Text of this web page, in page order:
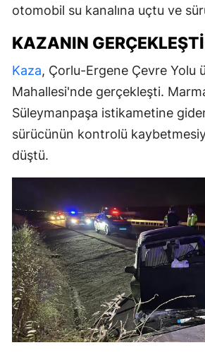
otomobil su kanalına uçtu ve
KAZANIN
Kaza, Çorlu-Ergene Çevre Yolu
Mahallesi'nde gerçekleşti.
Süleymanpaşa istikametine
sürücünün kontrolü
düştü.